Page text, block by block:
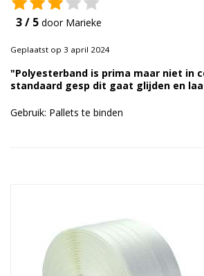
Tape en stickers
Bedrukte verpakkingen
3 / 5 door Marieke
Geplaatst op 3 april 2024
"Polyesterband is prima maar niet in
standaard gesp dit gaat glijden en
Gebruik: Pallets te binden